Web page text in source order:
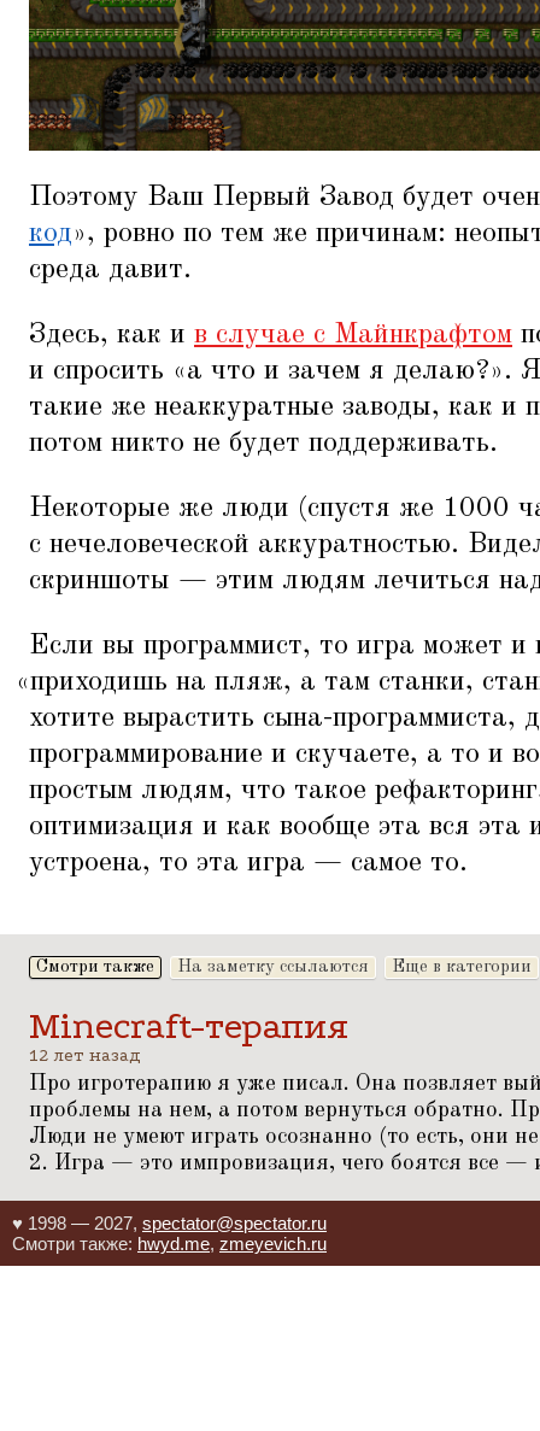
Поэтому Ваш Первый Завод будет
код», ровно по тем же причинам:
среда давит.
Здесь, как и в случае с Майнкрафтом
и спросить «а что и зачем я делаю?».
такие же неаккуратные заводы, как и
потом никто не будет поддерживать.
Некоторые же люди (спустя же 1000
с нечеловеческой аккуратностью.
скриншоты — этим людям лечиться
Если вы программист, то игра может и
«приходишь на пляж, а там станки,
хотите вырастить сына-программиста,
программирование и скучаете, а то и
простым людям, что такое
оптимизация и как вообще эта вся эта
устроена, то эта игра — самое то.
Смотри также На заметку ссылаются Еще в категории
Minecraft-терапия
12 лет назад
Про игротерапию я уже писал. Она позвляет
проблемы на нем, а потом вернуться обратно.
Люди не умеют играть осознанно (то есть, они
2. Игра — это импровизация, чего боятся все —
♥ 1998 — 2027, spectator@spectator.ru
Смотри также: hwyd.me, zmeyevich.ru